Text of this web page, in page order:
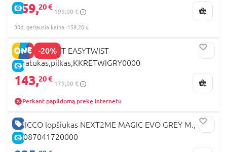
E-KAINA
159,20 €
199,00 €
30d. geriausia kaina: 159,20 €
-20%
E-KAINA
KINDERKRAFT EASYTWIST
triratukas,pilkas,KKRETWIGRY0000
143,20 €
179,00 €
Perkant papildomą prekę internetu
GERA KAINA
E-KAINA
CHICCO lopšiukas NEXT2ME MAGIC EVO GREY M.,
07087041720000